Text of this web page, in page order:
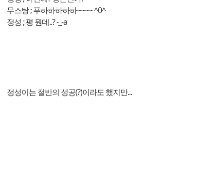
무스탕 ; 푸하하하하하~~~~ ^0^
정성 ; 평 뭔데..? -_-a
정성이는 절반의 성공(?)이라도 했지만...